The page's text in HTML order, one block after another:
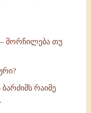
მორჩილება თუ
რაიმე